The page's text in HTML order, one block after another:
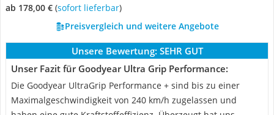
ab 178,00 € ( Sofort lieferbar)
Preisvergleich und weitere Angebote
Unsere Bewertung: SEHR GUT
Unser Fazit für Goodyear Ultra Grip Performance:
Die Goodyear UltraGrip Performance + sind bis zu einer
Maximalgeschwindigkeit von 240 km/h zugelassen und